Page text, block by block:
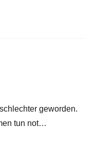
geworden.
tun not…